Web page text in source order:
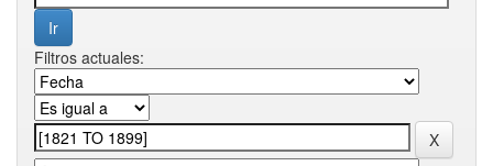
Filtros actuales: